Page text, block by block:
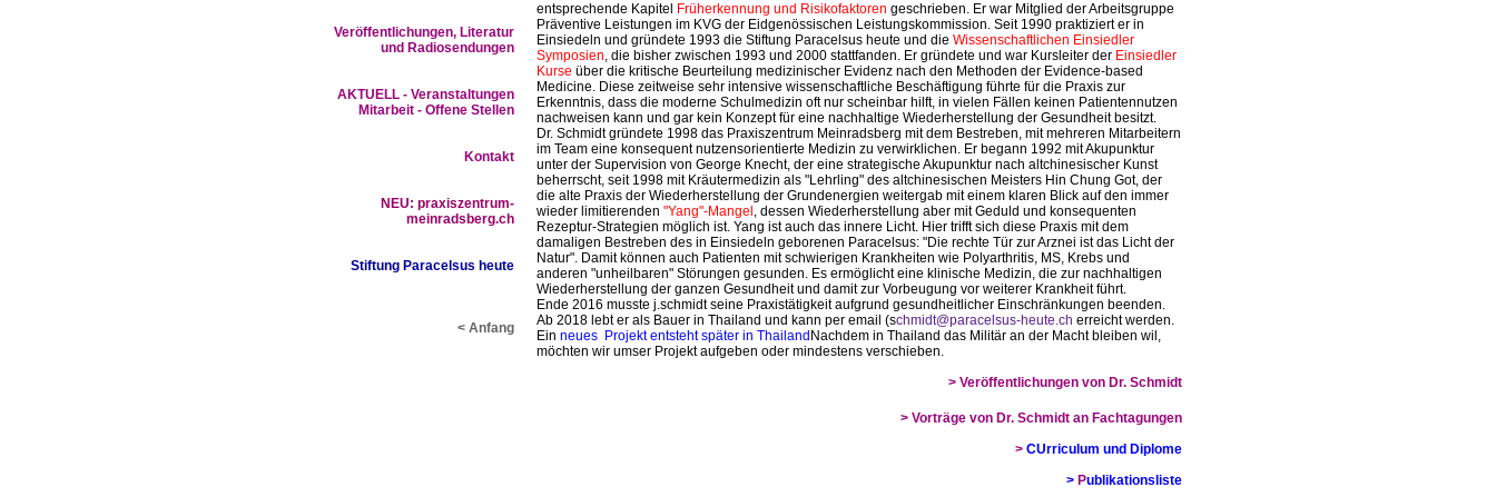
Veröffentlichungen, Literatur
und Radiosendungen
AKTUELL - Veranstaltungen
Mitarbeit - Offene Stellen
Kontakt
NEU: praxiszentrum-
meinradsberg.ch
Stiftung Paracelsus heute
< Anfang
entsprechende Kapitel
Früherkennung und Risikofaktoren geschrieben. Er war Mitglied der Arbeitsgruppe
Präventive Leistungen im KVG der Eidgenössischen Leistungskommission. Seit 1990 praktiziert er in
Einsiedeln und gründete 1993 die Stiftung Paracelsus heute und die Wissenschaftlichen Einsiedler
Symposien, die bisher zwischen 1993 und 2000 stattfanden. Er gründete und war Kursleiter der Einsiedler
Kurse über die kritische Beurteilung medizinischer Evidenz nach den Methoden der Evidence-based
Medicine. Diese zeitweise sehr intensive wissenschaftliche Beschäftigung führte für die Praxis zur
Erkenntnis, dass die moderne Schulmedizin oft nur scheinbar hilft, in vielen Fällen keinen Patientennutzen
nachweisen kann und gar kein Konzept für eine nachhaltige Wiederherstellung der Gesundheit besitzt.
Dr. Schmidt gründete 1998 das Praxiszentrum Meinradsberg mit dem Bestreben, mit mehreren Mitarbeitern
im Team eine konsequent nutzensorientierte Medizin zu verwirklichen. Er begann 1992 mit Akupunktur
unter der Supervision von George Knecht, der eine strategische Akupunktur nach altchinesischer Kunst
beherrscht, seit 1998 mit Kräutermedizin als "Lehrling" des altchinesischen Meisters Hin Chung Got, der
die alte Praxis der Wiederherstellung der Grundenergien weitergab mit einem klaren Blick auf den immer
wieder limitierenden "Yang"-Mangel , dessen Wiederherstellung aber mit Geduld und konsequenten
Rezeptur-Strategien möglich ist. Yang ist auch das innere Licht. Hier trifft sich diese Praxis mit dem
damaligen Bestreben des in Einsiedeln geborenen Paracelsus: "Die rechte Tür zur Arznei ist das Licht der
Natur". Damit können auch Patienten mit schwierigen Krankheiten wie Polyarthritis, MS, Krebs und
anderen "unheilbaren" Störungen gesunden. Es ermöglicht eine klinische Medizin, die zur nachhaltigen
Wiederherstellung der ganzen Gesundheit und damit zur Vorbeugung vor weiterer Krankheit führt.
Ende 2016 musste j.schmidt seine Praxistätigkeit aufgrund gesundheitlicher Einschränkungen beenden.
Ab 2018 lebt er als Bauer in Thailand und kann per email (schmidt@paracelsus-heute.ch erreicht werden.
Ein neues Projekt entsteht später in Thailand Nachdem in Thailand das Militär an der Macht bleiben wil,
möchten wir umser Projekt aufgeben oder mindestens verschieben.
> Veröffentlichungen von Dr. Schmidt
> Vorträge von Dr. Schmidt an Fachtagungen
> CUrriculum und Diplome
> Publikationsliste